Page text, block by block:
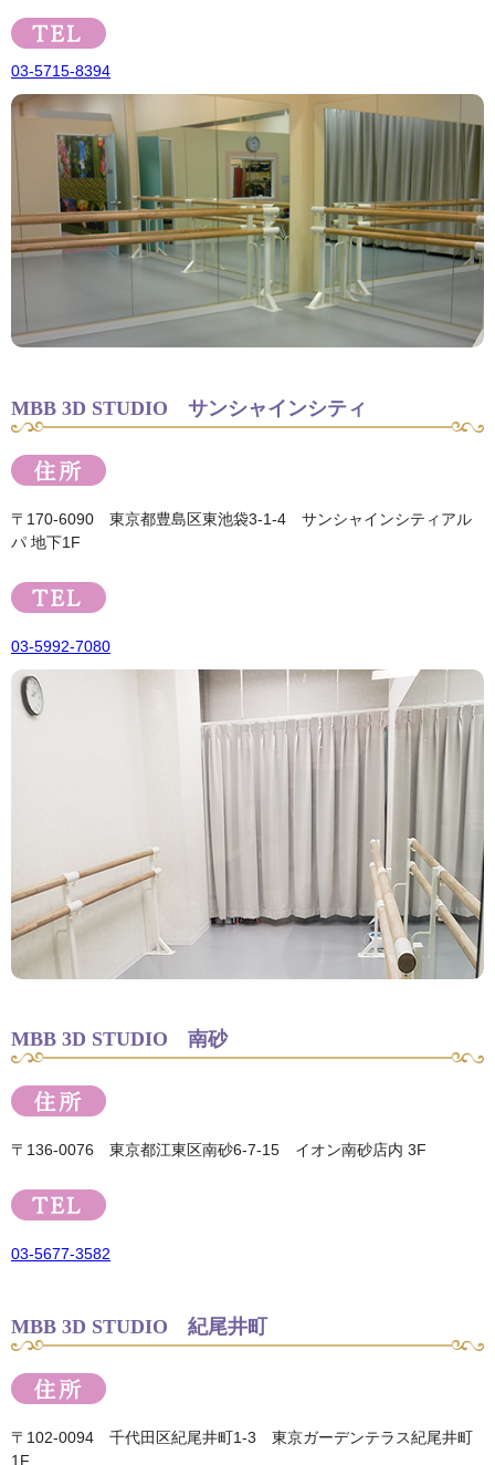
03-5715-8394
MBB 3D STUDIO サンシャインシティ
〒170-6090 東京都豊島区東池袋3-1-4 サンシャインシティアル
パ 地下1F
03-5992-7080
MBB 3D STUDIO 南砂
〒136-0076 東京都江東区南砂6-7-15 イオン南砂店内 3F
03-5677-3582
MBB 3D STUDIO 紀尾井町
〒102-0094 千代田区紀尾井町1-3 東京ガーデンテラス紀尾井町
1F